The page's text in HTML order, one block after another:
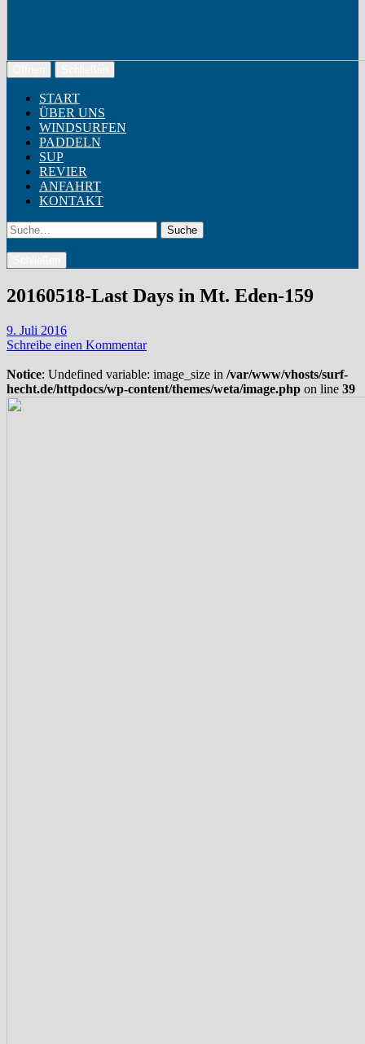
START
ÜBER UNS
WINDSURFEN
PADDELN
SUP
REVIER
ANFAHRT
KONTAKT
Suche
20160518-Last Days in Mt. Eden-159
9. Juli 2016
Schreibe einen Kommentar
Notice: Undefined variable: image_size in /var/www/vhosts/surf-
hecht.de/httpdocs/wp-content/themes/weta/image.php on line 39